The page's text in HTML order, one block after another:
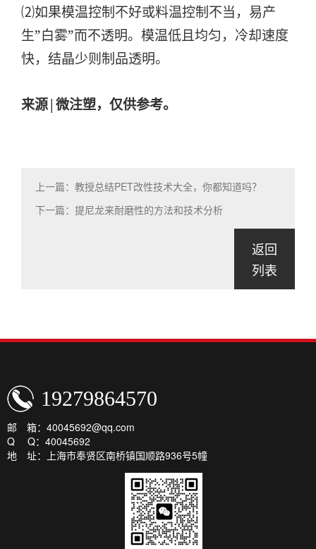
⑵如果模温控制不好或料温控制不当，易产
生”白雾”而不透明。模温低且均匀，冷却速度
快，结晶少则制品透明。
来源|微注塑，仅供参考。
上一篇：教授总结PET改性技术大全，你都知道吗？
下一篇：提尼龙来耐磨性的方法和技术分析
返回
列表
19279864570
邮 箱：40045692@qq.com
Q Q：40045692
地 址：上海市奉贤区南桥镇国顺路936号5幢